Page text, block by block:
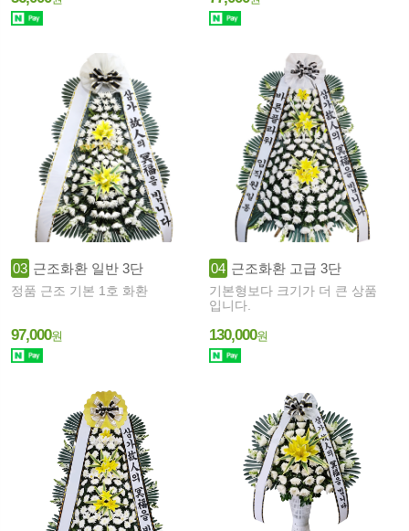
03 근조화환 일반 3단
정품 근조 기본 1호 화환
97,000원
04 근조화환 고급 3단
기본형보다 크기가 더 큰 상품
입니다.
130,000원